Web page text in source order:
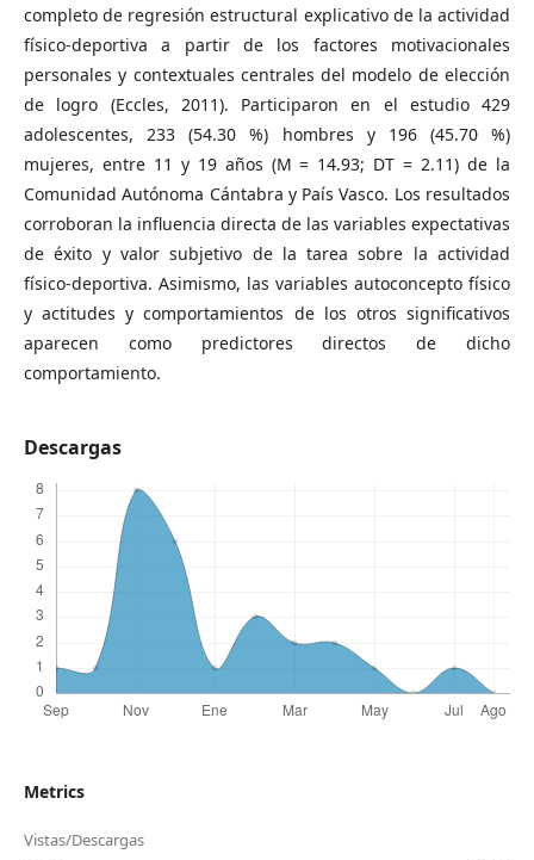
completo de regresión estructural explicativo de la actividad
físico-deportiva a partir de los factores motivacionales
personales y contextuales centrales del modelo de elección
de logro (Eccles, 2011). Participaron en el estudio 429
adolescentes, 233 (54.30 %) hombres y 196 (45.70 %)
mujeres, entre 11 y 19 años (M = 14.93; DT = 2.11) de la
Comunidad Autónoma Cántabra y País Vasco. Los resultados
corroboran la influencia directa de las variables expectativas
de éxito y valor subjetivo de la tarea sobre la actividad
físico-deportiva. Asimismo, las variables autoconcepto físico
y actitudes y comportamientos de los otros significativos
aparecen como predictores directos de dicho
comportamiento.
Descargas
Metrics
Vistas/Descargas